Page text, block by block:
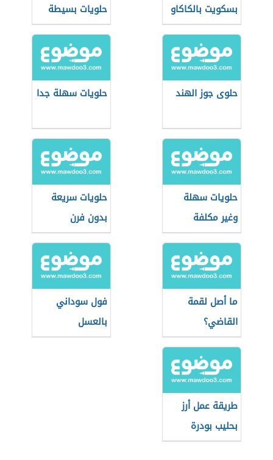
بسكويت بالكاكاو
حلويات بسيطة
حلوى جوز الهند حلويات سهلة جدا
حلويات سهلة
وغير مكلفة
حلويات سريعة
بدون فرن
ما أصل لقمة
القاضي؟
فول سوداني
بالعسل
طريقة عمل أرز
بحليب بودرة